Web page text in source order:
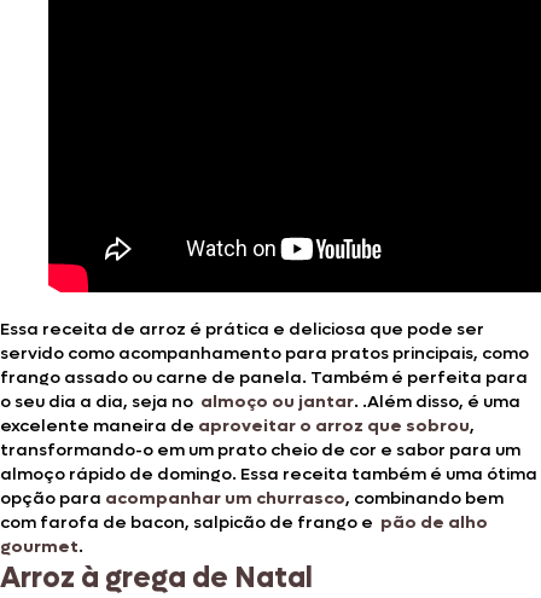
Essa receita de arroz é prática e deliciosa que pode ser
servido como acompanhamento para pratos principais, como
frango assado ou carne de panela. Também é perfeita para
o seu dia a dia, seja no almoço ou jantar. .Além disso, é uma
excelente maneira de aproveitar o arroz que sobrou,
transformando-o em um prato cheio de cor e sabor para um
almoço rápido de domingo. Essa receita também é uma ótima
opção para acompanhar um churrasco, combinando bem
com farofa de bacon, salpicão de frango e pão de alho
gourmet.
Arroz à grega de Natal